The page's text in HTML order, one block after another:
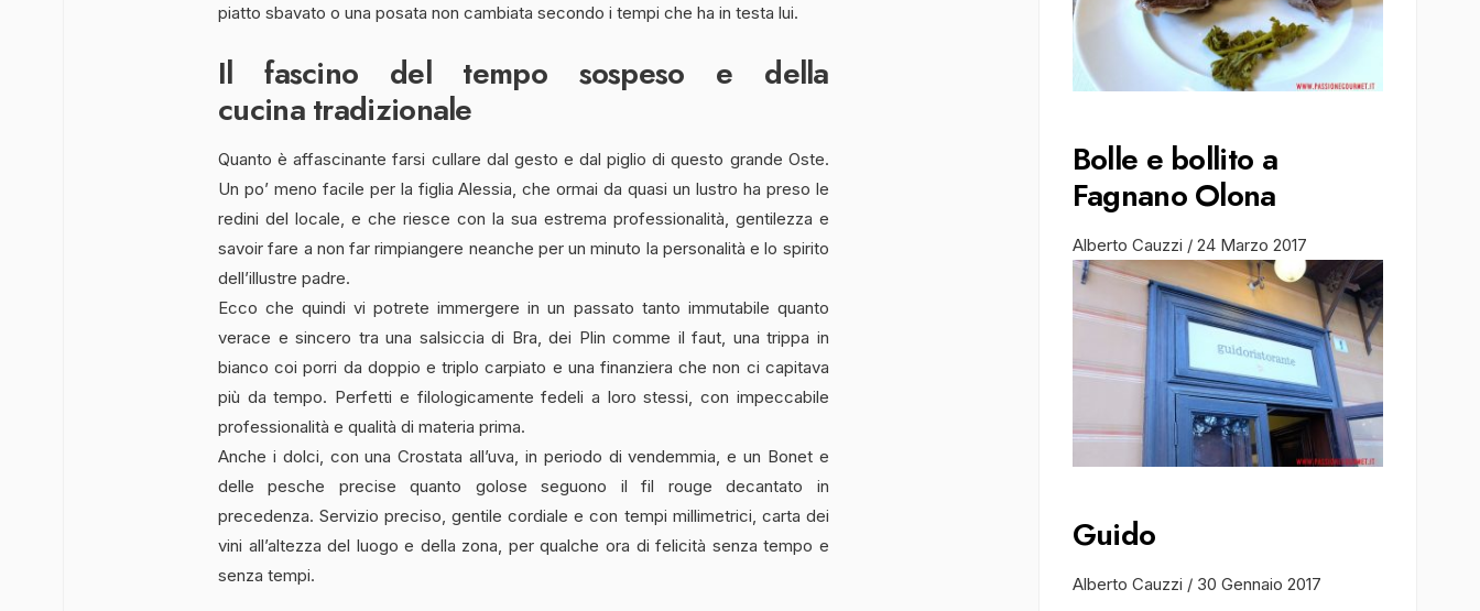
piatto sbavato o una posata non cambiata secondo i tempi che ha in testa lui.
Il fascino del tempo sospeso e della
cucina tradizionale
Quanto è affascinante farsi cullare dal gesto e dal piglio di questo grande Oste.
Un po’ meno facile per la figlia Alessia, che ormai da quasi un lustro ha preso le
redini del locale, e che riesce con la sua estrema professionalità, gentilezza e
savoir fare a non far rimpiangere neanche per un minuto la personalità e lo spirito
dell’illustre padre.
Ecco che quindi vi potrete immergere in un passato tanto immutabile quanto
verace e sincero tra una salsiccia di Bra, dei Plin comme il faut, una trippa in
bianco coi porri da doppio e triplo carpiato e una finanziera che non ci capitava
più da tempo. Perfetti e filologicamente fedeli a loro stessi, con impeccabile
professionalità e qualità di materia prima.
Anche i dolci, con una Crostata all’uva, in periodo di vendemmia, e un Bonet e
delle pesche precise quanto golose seguono il fil rouge decantato in
precedenza. Servizio preciso, gentile cordiale e con tempi millimetrici, carta dei
vini all’altezza del luogo e della zona, per qualche ora di felicità senza tempo e
senza tempi.
Bolle e bollito a
Fagnano Olona
Alberto Cauzzi / 24 Marzo 2017
Guido
Alberto Cauzzi / 30 Gennaio 2017